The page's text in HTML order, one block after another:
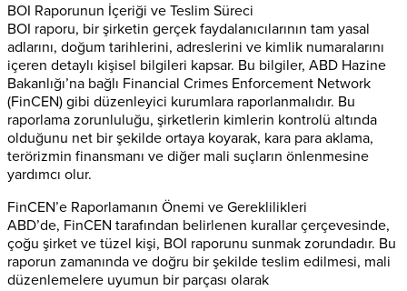
BOI Raporunun İçeriği ve Teslim Süreci
BOI raporu, bir şirketin gerçek faydalanıcılarının tam yasal
adlarını, doğum tarihlerini, adreslerini ve kimlik numaralarını
içeren detaylı kişisel bilgileri kapsar. Bu bilgiler, ABD Hazine
Bakanlığı’na bağlı Financial Crimes Enforcement Network
(FinCEN) gibi düzenleyici kurumlara raporlanmalıdır. Bu
raporlama zorunluluğu, şirketlerin kimlerin kontrolü altında
olduğunu net bir şekilde ortaya koyarak, kara para aklama,
terörizmin finansmanı ve diğer mali suçların önlenmesine
yardımcı olur.
FinCEN’e Raporlamanın Önemi ve Gereklilikleri
ABD’de, FinCEN tarafından belirlenen kurallar çerçevesinde,
çoğu şirket ve tüzel kişi, BOI raporunu sunmak zorundadır. Bu
raporun zamanında ve doğru bir şekilde teslim edilmesi, mali
düzenlemelere uyumun bir parçası olarak